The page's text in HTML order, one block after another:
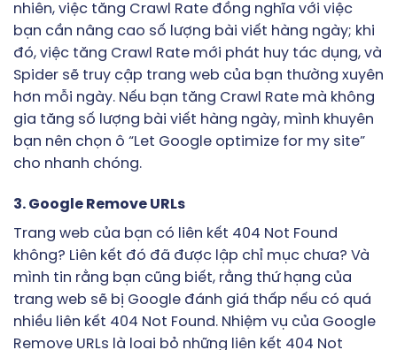
nhiên, việc tăng Crawl Rate đồng nghĩa với việc
bạn cần nâng cao số lượng bài viết hàng ngày; khi
đó, việc tăng Crawl Rate mới phát huy tác dụng, và
Spider sẽ truy cập trang web của bạn thường xuyên
hơn mỗi ngày. Nếu bạn tăng Crawl Rate mà không
gia tăng số lượng bài viết hàng ngày, mình khuyên
bạn nên chọn ô “Let Google optimize for my site”
cho nhanh chóng.
3. Google Remove URLs
Trang web của bạn có liên kết 404 Not Found
không? Liên kết đó đã được lập chỉ mục chưa? Và
mình tin rằng bạn cũng biết, rằng thứ hạng của
trang web sẽ bị Google đánh giá thấp nếu có quá
nhiều liên kết 404 Not Found. Nhiệm vụ của Google
Remove URLs là loại bỏ những liên kết 404 Not